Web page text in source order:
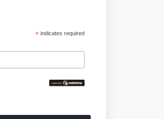
* indicates required